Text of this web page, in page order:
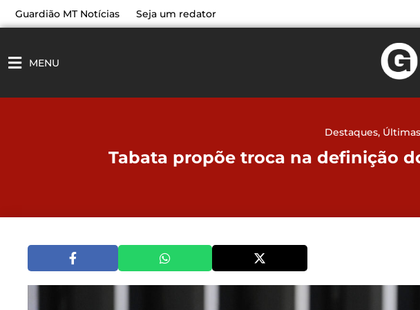
paraGuardião MT Notícias Seja um redator
MENU
Destaques,
Tabata propõe troca na definição